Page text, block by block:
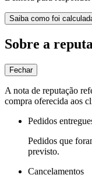
Saiba como foi
Sobre a
Fechar
A nota de reputação
compra oferecida aos
Pedidos
Pedidos que
previsto.
Cancelamentos